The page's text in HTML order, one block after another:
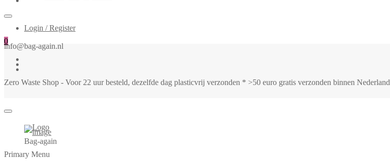
Login / Register
0
info@bag-again.nl
Zero Waste Shop - Voor 22 uur besteld, dezelfde dag plasticvrij verzonden * >50 euro gratis verzonden binnen Nederland
Bag-again
Primary Menu